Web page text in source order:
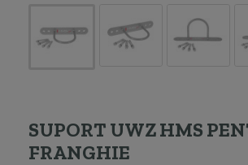
SUPORT UWZ HMS
FRANGHIE